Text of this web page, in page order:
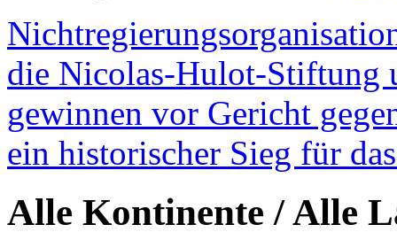
die Nicolas-Hulot-Stiftung
gewinnen vor Gericht
ein historischer Sieg für
Alle Kontinente / Alle